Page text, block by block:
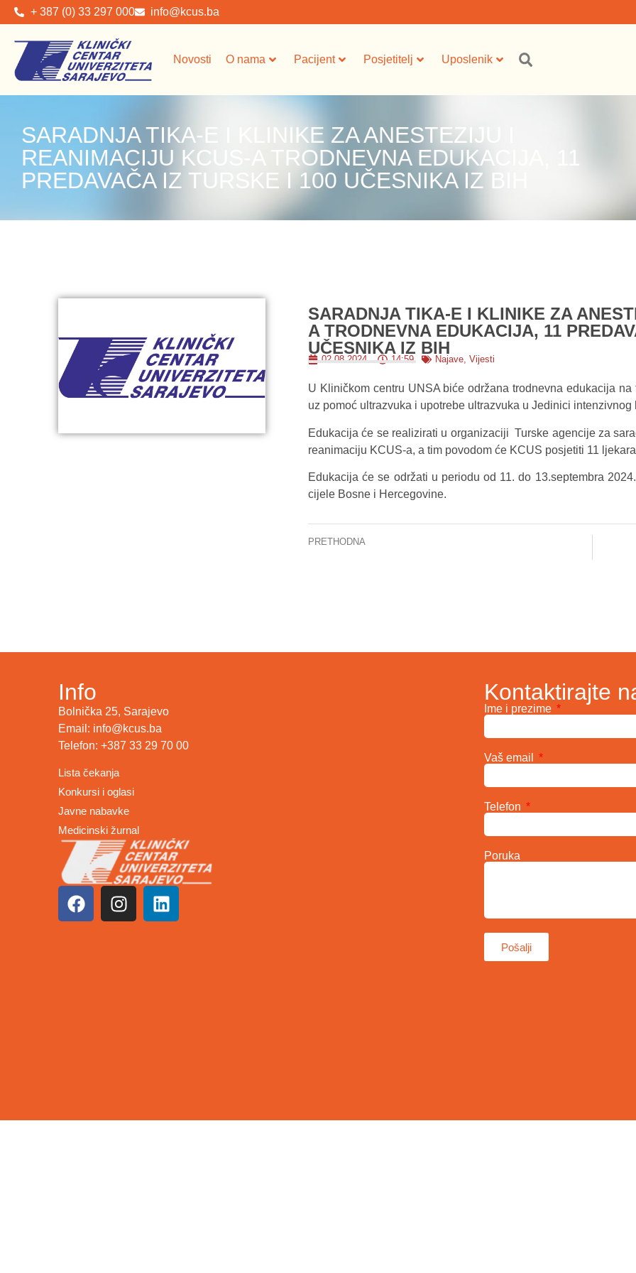
+ 387 (0) 33 297 000 info@kcus.ba
Novosti O nama Pacijent Posjetitelj Uposlenik
SARADNJA TIKA-E I KLINIKE ZA ANESTEZIJU I
REANIMACIJU KCUS-A TRODNEVNA EDUKACIJA, 11
PREDAVAČA IZ TURSKE I 100 UČESNIKA IZ BIH
SARADNJA TIKA-E I KLINIKE ZA
A TRODNEVNA EDUKACIJA, 11
UČESNIKA IZ BIH
02.08.2024. 14:59 Najave,Vijesti
U Kliničkom centru UNSA biće održana trodnevna edukacija
uz pomoć ultrazvuka i upotrebe ultrazvuka u Jedinici intenzivnog
Edukacija će se realizirati u organizaciji Turske agencije za
reanimaciju KCUS-a, a tim povodom će KCUS posjetiti 11
Edukacija će se održati u periodu od 11. do 13.septembra
cijele Bosne i Hercegovine.
PRETHODNA
Info
Bolnička 25, Sarajevo
Email: info@kcus.ba
Telefon: +387 33 29 70 00
Lista čekanja
Konkursi i oglasi
Javne nabavke
Medicinski žurnal
Kontaktirajte
Ime i prezime
Vaš email
Telefon
Poruka
Pošalji